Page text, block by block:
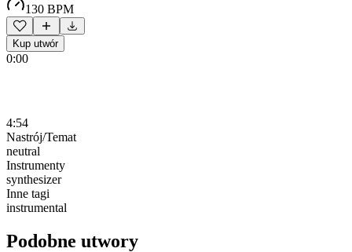
130 BPM
Kup utwór
0:00
4:54
Nastrój/Temat
neutral
Instrumenty
synthesizer
Inne tagi
instrumental
Podobne utwory